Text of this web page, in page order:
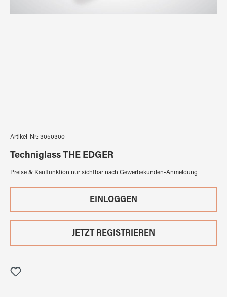
Artikel-Nr.: 3050300
Techniglass THE EDGER
Preise & Kauffunktion nur sichtbar nach Gewerbekunden-Anmeldung
EINLOGGEN
JETZT REGISTRIEREN